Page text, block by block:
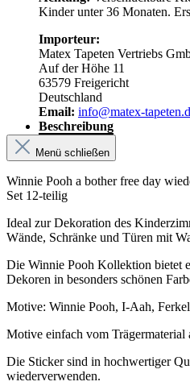
Kinder unter 36 Monaten.
Importeur:
Matex Tapeten Vertriebs
Auf der Höhe 11
63579 Freigericht
Deutschland
Email: info@matex-
Beschreibung
Menü schließen
Winnie Pooh a bother free day
Set 12-teilig
Ideal zur Dekoration des
Wände, Schränke und Türen mit
Die Winnie Pooh Kollektion bietet
Dekoren in besonders schönen
Motive: Winnie Pooh, I-Aah,
Motive einfach vom Trägermaterial
Die Sticker sind in hochwertiger
wiederverwenden.